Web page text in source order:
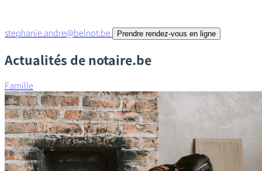
stephanie.andre@belnot.be Prendre rendez-vous en ligne
Actualités de notaire.be
Famille